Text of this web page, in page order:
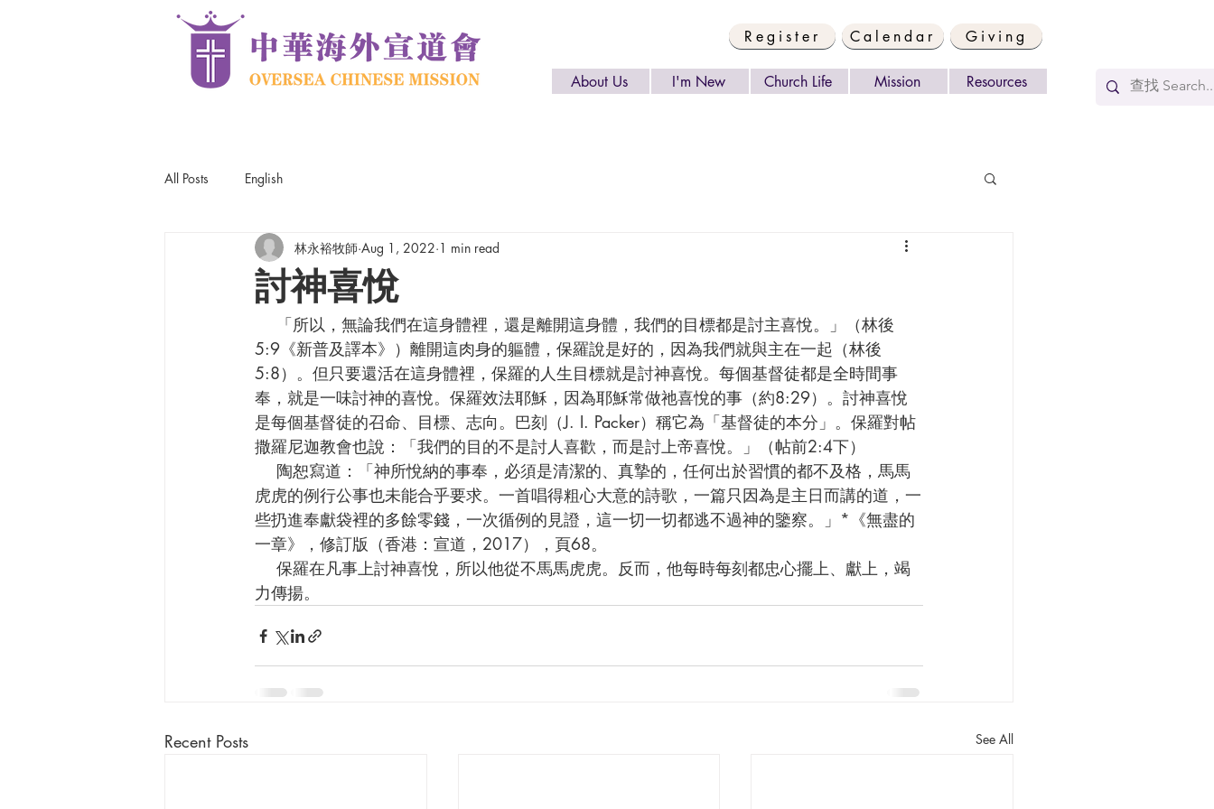
Register Calendar Giving
About Us I'm New Church Life Mission Resources
All Posts English
討神喜悅
林永裕牧師 Aug 1, 2022 1 min read
5:9《新普及譯本》）離開這肉身的軀體，保羅說是好的，因為我們就與主在一起（林後
5:8）。但只要還活在這身體裡，保羅的人生目標就是討神喜悅。每個基督徒都是全時間事
奉，就是一味討神的喜悅。保羅效法耶穌，因為耶穌常做祂喜悅的事（約8:29）。討神喜悅
是每個基督徒的召命、目標、志向。巴刻（J. I. Packer）稱它為「基督徒的本分」。保羅對帖
撒羅尼迦教會也說：「我們的目的不是討人喜歡，而是討上帝喜悅。」（帖前2:4下）
虎虎的例行公事也未能合乎要求。一首唱得粗心大意的詩歌，一篇只因為是主日而講的道，一
些扔進奉獻袋裡的多餘零錢，一次循例的見證，這一切一切都逃不過神的鑒察。」*《無盡的
一章》，修訂版（香港：宣道，2017），頁68。
力傳揚。
Recent Posts See All